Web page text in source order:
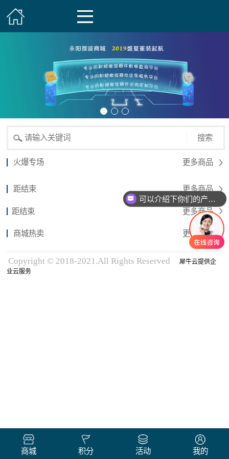
搜索
火爆专场 更多商品
距结束 更多商品
距结束 更多商品
商城热卖 更多商品
Copyright © 2018-2021.All Rights Reserved
犀牛云提供企
业云服务
商城 积分 活动 我的